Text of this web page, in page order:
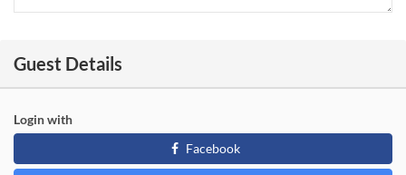
Guest Details
Login with
Facebook